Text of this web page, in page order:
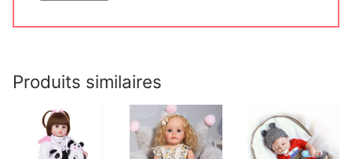
Produits similaires